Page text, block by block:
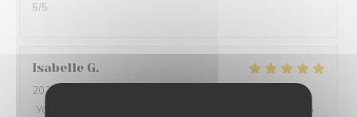
5/5
Isabelle G
2026-08-01
Услуги
Цена / качество :